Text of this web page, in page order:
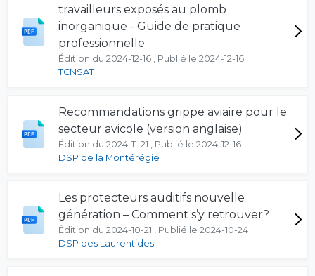
travailleurs exposés au plomb
inorganique - Guide de pratique
professionnelle
Édition du 2024-12-16 , Publié le 2024-12-16
TCNSAT
Recommandations grippe aviaire pour le
secteur avicole (version anglaise)
Édition du 2024-11-21 , Publié le 2024-12-16
DSP de la Montérégie
Les protecteurs auditifs nouvelle
génération – Comment s’y retrouver?
Édition du 2024-10-21 , Publié le 2024-10-24
DSP des Laurentides